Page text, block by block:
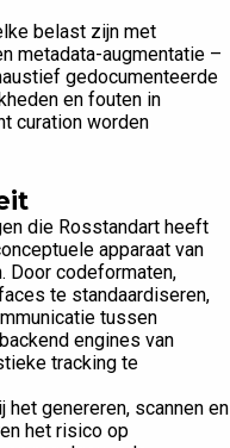
belast zijn met
metadata-augmentatie –
gedocumenteerde
en fouten in
curation worden
die Rosstandart heeft
apparaat van
Door codeformaten,
te standaardiseren,
tussen
engines van
tracking te
het genereren, scannen en
het risico op